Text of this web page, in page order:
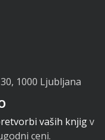
1000 Ljubljana
vaših knjigv
ceni.